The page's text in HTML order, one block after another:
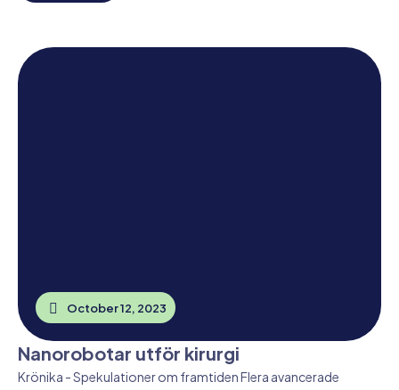
October 12, 2023
Nanorobotar utför kirurgi
Krönika - Spekulationer om framtiden Flera avancerade